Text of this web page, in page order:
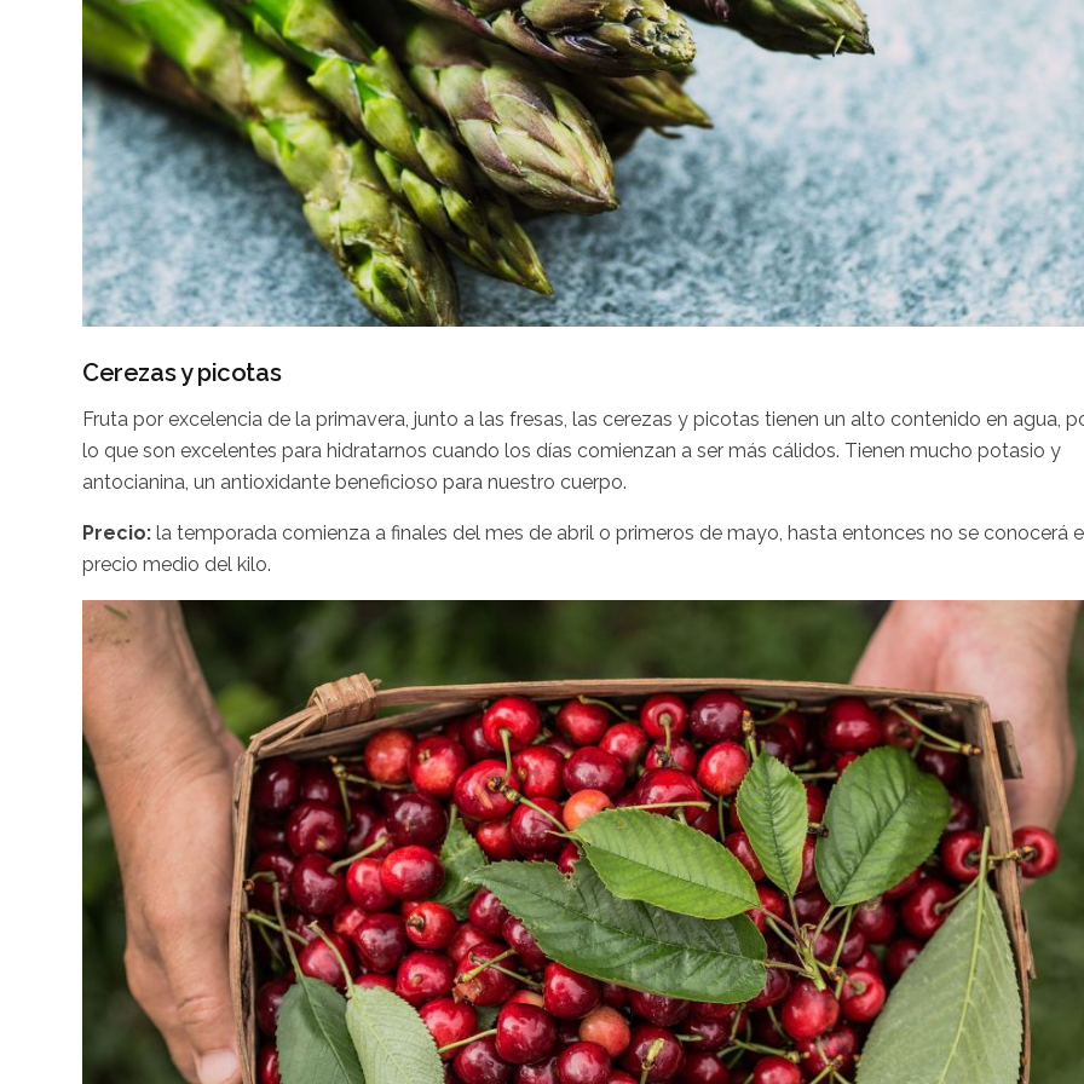
Cerezas y picotas
Fruta por excelencia de la primavera, junto a las fresas, las cerezas y picotas tienen un alto contenido en agua,
lo que son excelentes para hidratarnos cuando los días comienzan a ser más cálidos. Tienen mucho potasio y
antocianina, un antioxidante beneficioso para nuestro cuerpo.
Precio: la temporada comienza a finales del mes de abril o primeros de mayo, hasta entonces no se conocerá
precio medio del kilo.